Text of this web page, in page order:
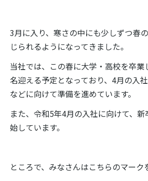
3月に入り、寒さの中にも少しずつ春
じられるようになってきました。
当社では、この春に大学・高校を卒業
名迎える予定となっており、4月の入
などに向けて準備を進めています。
また、令和5年4月の入社に向けて、
始しています。
ところで、みなさんはこちらのマーク